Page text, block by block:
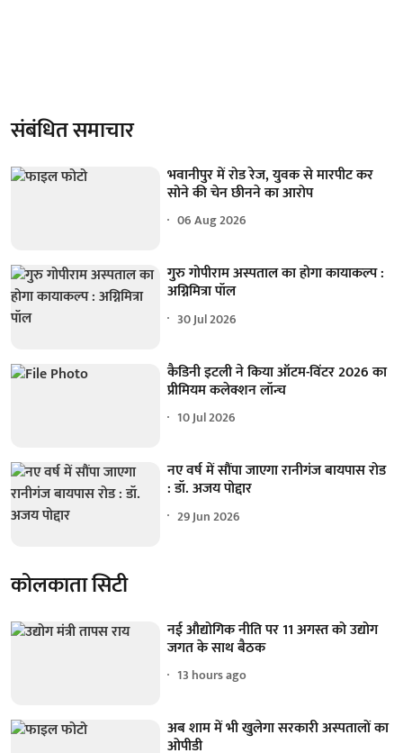
संबंधित समाचार
भवानीपुर में रोड रेज, युवक से मारपीट कर
सोने की चेन छीनने का आरोप
06 Aug 2026
गुरु गोपीराम अस्पताल का होगा कायाकल्प :
अग्निमित्रा पॉल
30 Jul 2026
कैडिनी इटली ने किया ऑटम-विंटर 2026 का
प्रीमियम कलेक्शन लॉन्च
10 Jul 2026
नए वर्ष में सौंपा जाएगा रानीगंज बायपास रोड
: डॉ. अजय पोद्दार
29 Jun 2026
कोलकाता सिटी
नई औद्योगिक नीति पर 11 अगस्त को उद्योग
जगत के साथ बैठक
13 hours ago
अब शाम में भी खुलेगा सरकारी अस्पतालों का
ओपीडी